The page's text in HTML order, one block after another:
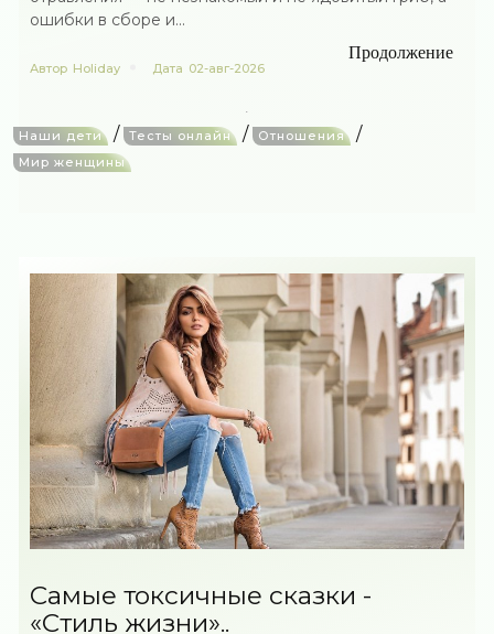
ошибки в сборе и...
Продолжение
Автор Holiday Дата 02-авг-2026
Наши дети / Тесты онлайн / Отношения /
Мир женщины
Самые токсичные сказки -
«Стиль жизни»..